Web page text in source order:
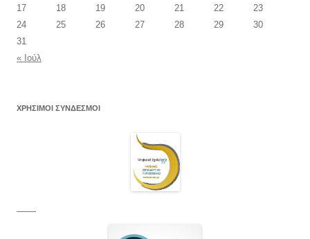
17
18 19 20 21 22
23
24
25 26 27 28 29
30
31
« Ιούλ
ΧΡΗΣΙΜΟΙ ΣΥΝΔΕΣΜΟΙ